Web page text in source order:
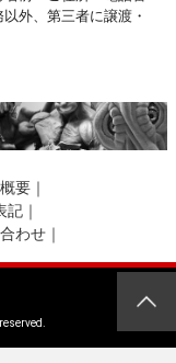
外、第三者に譲渡・
要 ｜
記 ｜
わせ ｜